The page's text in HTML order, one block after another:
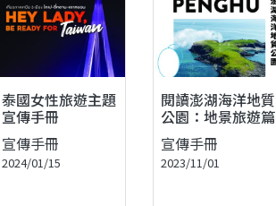
泰國女性旅遊主題
宣傳手冊
宣傳手冊
2024/01/15
閱讀澎湖海洋地質
公園：地景旅遊篇
宣傳手冊
2023/11/01